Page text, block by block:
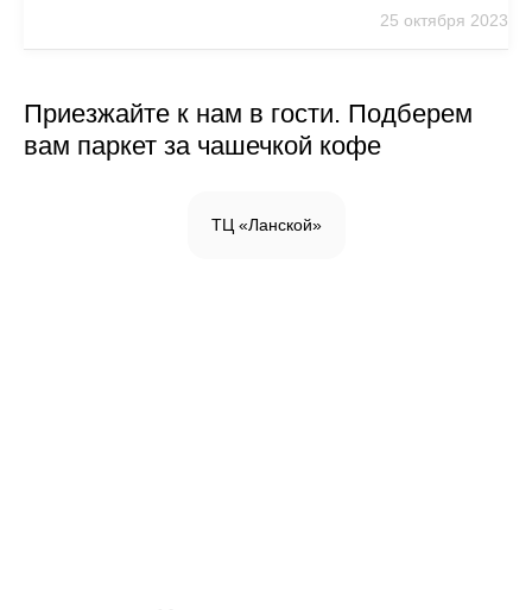
25 октября 2023
Приезжайте к нам в гости. Подберем
вам паркет за чашечкой кофе
ТЦ «Ланской»